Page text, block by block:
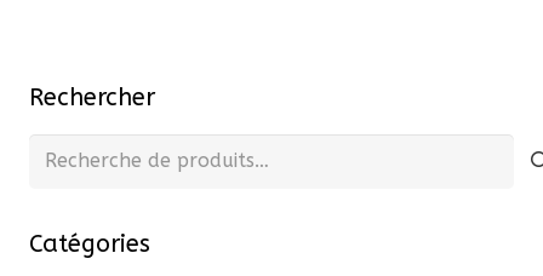
Rechercher
Recherche
Catégories